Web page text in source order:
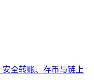
安全转账、存币与链上